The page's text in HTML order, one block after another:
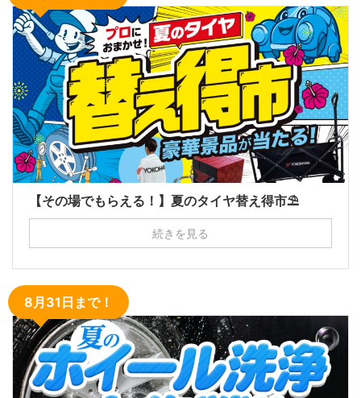
【その場でもらえる！】夏のタイヤ替え得市⛱
続きを見る
8月31日まで！